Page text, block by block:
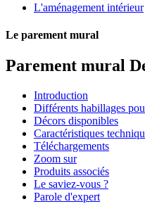
L'aménagement intérieur
Le parement mural
Parement mural
Introduction
Différents habillages
Décors disponibles
Caractéristiques
Téléchargements
Zoom sur
Produits associés
Le saviez-vous ?
Parole d'expert